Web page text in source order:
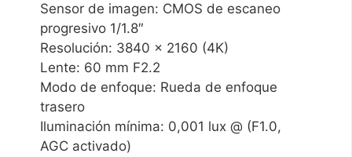
Sensor de imagen: CMOS de escaneo
progresivo 1/1.8″
Resolución: 3840 × 2160 (4K)
Lente: 60 mm F2.2
Modo de enfoque: Rueda de enfoque
trasero
Iluminación mínima: 0,001 lux @ (F1.0,
AGC activado)